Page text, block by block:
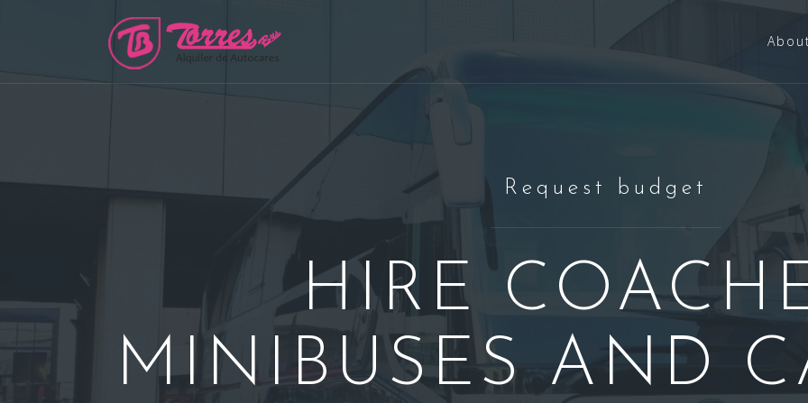
Request budget
HIRE
MINIBUSES AND